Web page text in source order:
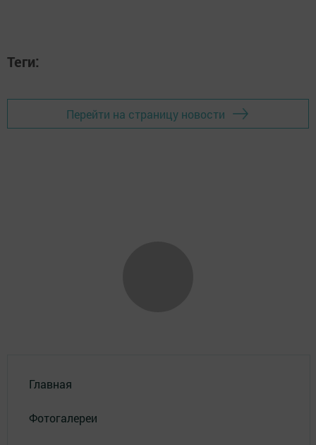
Теги:
Перейти на страницу новости
Главная
Фотогалереи